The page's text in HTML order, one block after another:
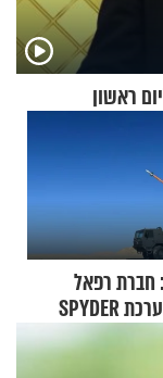
ראשון
חברת רפאל
הודיעה כי מערכת SPYDER
כטב"ם